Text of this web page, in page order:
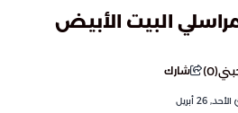
البيت الأبيض
(
0
) شارك
الأحد, 26 أبريل